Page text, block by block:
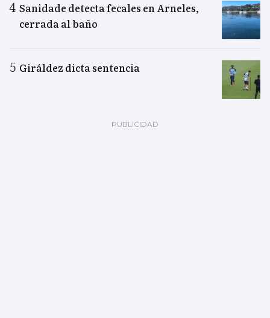
Sanidade detecta fecales en Arneles,
cerrada al baño
Giráldez dicta sentencia